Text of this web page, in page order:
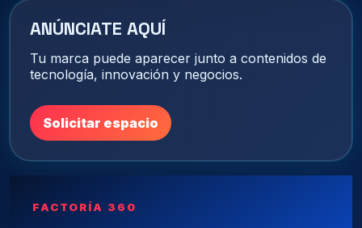
ANÚNCIATE AQUÍ
Tu marca puede aparecer junto a contenidos de
tecnología, innovación y negocios.
Solicitar espacio
FACTORÍA 360